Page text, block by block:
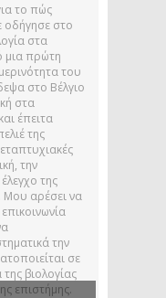
το πώς
οδήγησε στο
στα
μια πρώτη
του
στο Βέλγιο
στα
έπειτα
της
την
έλεγχο της
Μου αρέσει να
την
σε
βιολογίας
επιστήμης.